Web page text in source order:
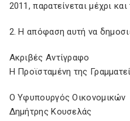
2011, παρατείνεται μέχρι και
2. Η απόφαση αυτή να
Ακριβές Αντίγραφο
Η Προϊσταμένη της
Ο Υφυπουργός Οικονομικών
Δημήτρης Κουσελάς